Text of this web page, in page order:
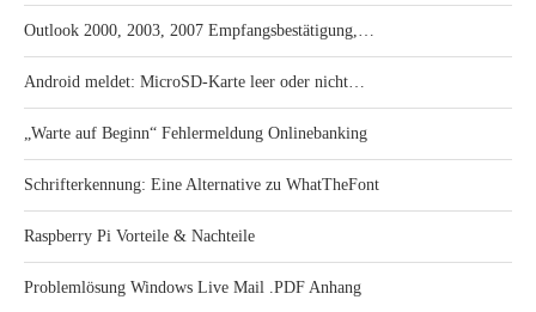
Outlook 2000, 2003, 2007 Empfangsbestätigung,…
Android meldet: MicroSD-Karte leer oder nicht…
„Warte auf Beginn“ Fehlermeldung Onlinebanking
Schrifterkennung: Eine Alternative zu WhatTheFont
Raspberry Pi Vorteile & Nachteile
Problemlösung Windows Live Mail .PDF Anhang